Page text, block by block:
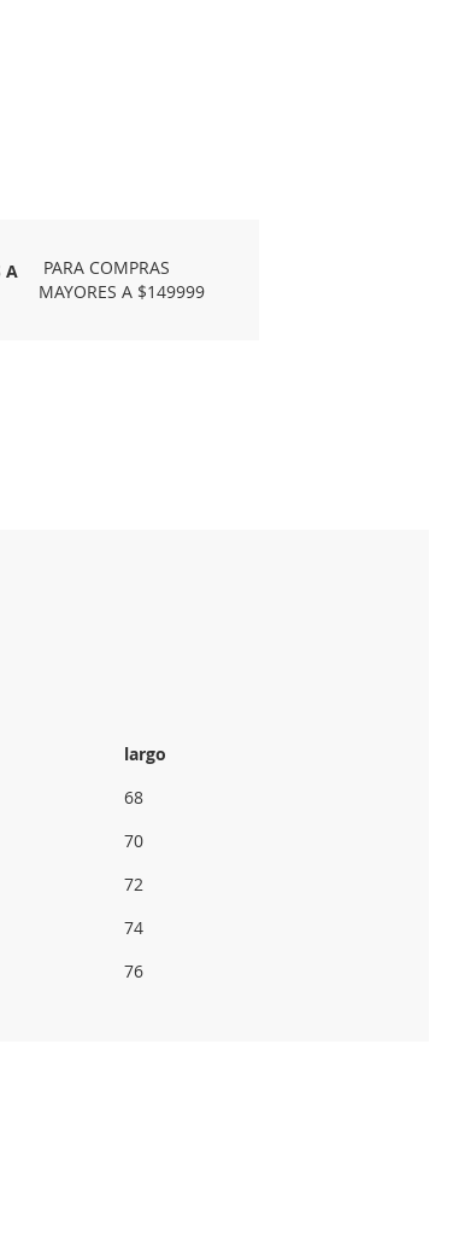
A
PARA COMPRAS
MAYORES A $149999
largo
68
70
72
74
76